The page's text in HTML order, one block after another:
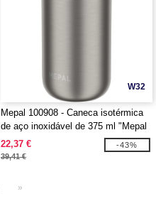
W32
Mepal 100908 - Caneca isotérmica
de aço inoxidável de 375 ml "Mepal
Ellipse"
22,37 €
39,41 €
-43%
»